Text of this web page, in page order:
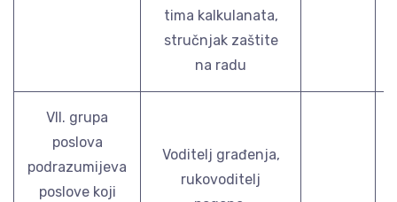
tima kalkulanata,
stručnjak zaštite
na radu
VII. grupa
poslova
podrazumijeva
poslove koji
Voditelj građenja,
rukovoditelj